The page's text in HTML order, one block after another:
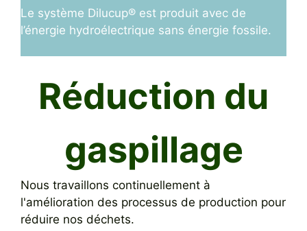
Le système Dilucup® est produit avec de
l’énergie hydroélectrique sans énergie fossile.
Réduction du
gaspillage
Nous travaillons continuellement à
l'amélioration des processus de production pour
réduire nos déchets.